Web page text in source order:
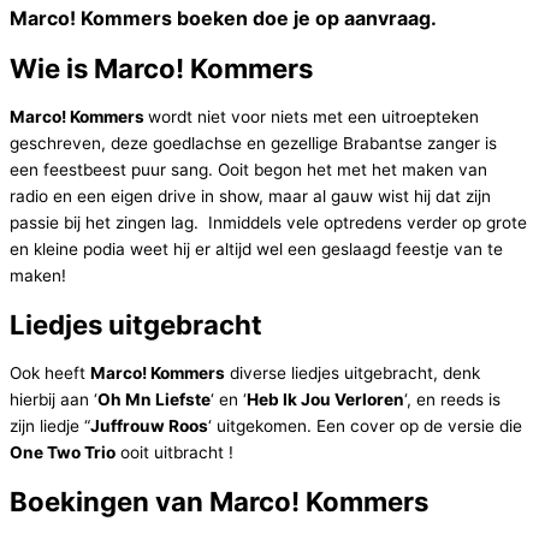
Marco! Kommers boeken doe je op aanvraag.
Wie is Marco! Kommers
Marco! Kommerswordt niet voor niets met een uitroepteken
geschreven, deze goedlachse en gezellige Brabantse zanger is
een feestbeest puur sang. Ooit begon het met het maken van
radio en een eigen drive in show, maar al gauw wist hij dat zijn
passie bij het zingen lag. Inmiddels vele optredens verder op grote
en kleine podia weet hij er altijd wel een geslaagd feestje van te
maken!
Liedjes uitgebracht
Ook heeft Marco! Kommers diverse liedjes uitgebracht, denk
hierbij aan ‘Oh Mn Liefste‘ en ‘Heb Ik Jou Verloren‘, en reeds is
zijn liedje “Juffrouw Roos‘ uitgekomen. Een cover op de versie die
One Two Trio ooit uitbracht !
Boekingen van Marco! Kommers